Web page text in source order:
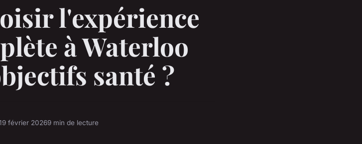
l'expérience
à Waterloo
santé ?
février 20269 min de lecture